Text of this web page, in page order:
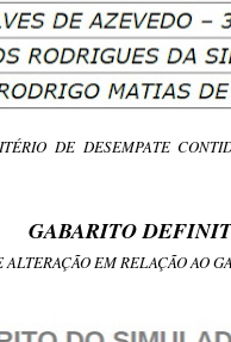
DE DESEMPATE
GABARITO
ALTERAÇÃO EM RELAÇÃO AO